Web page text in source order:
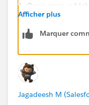
1. Open page,
Dynamic Forms.
page.
Then, click Gear
Afficher plus
Marquer
Jagadeesh M